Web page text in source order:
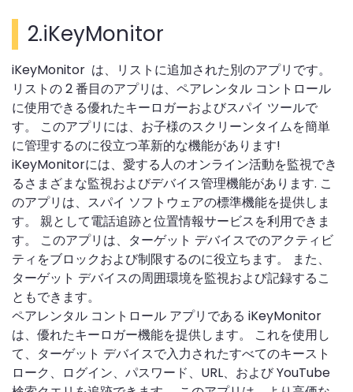
2.iKeyMonitor
iKeyMonitor は、リストに追加された別のアプリです。
リストの 2 番目のアプリは、ペアレンタル コントロール
に使用できる優れたキーロガーおよびスパイ ツールで
す。 このアプリには、お子様のスクリーンタイムを簡単
に管理するのに役立つ革新的な機能があります!
iKeyMonitorには、愛する人のオンライン活動を監視でき
るさまざまな監視およびデバイス管理機能があります. こ
のアプリは、スパイ ソフトウェアの標準機能を提供しま
す。 親として電話追跡と位置情報サービスを利用できま
す。 このアプリは、ターゲット デバイスでのアクティビ
ティをブロックおよび制限するのに役立ちます。 また、
ターゲット デバイスの周囲環境を監視および記録するこ
ともできます。
ペアレンタル コントロール アプリである iKeyMonitor
は、優れたキーロガー機能を提供します。 これを使用し
て、ターゲット デバイスで入力されたすべてのキースト
ローク、ログイン、パスワード、URL、および YouTube